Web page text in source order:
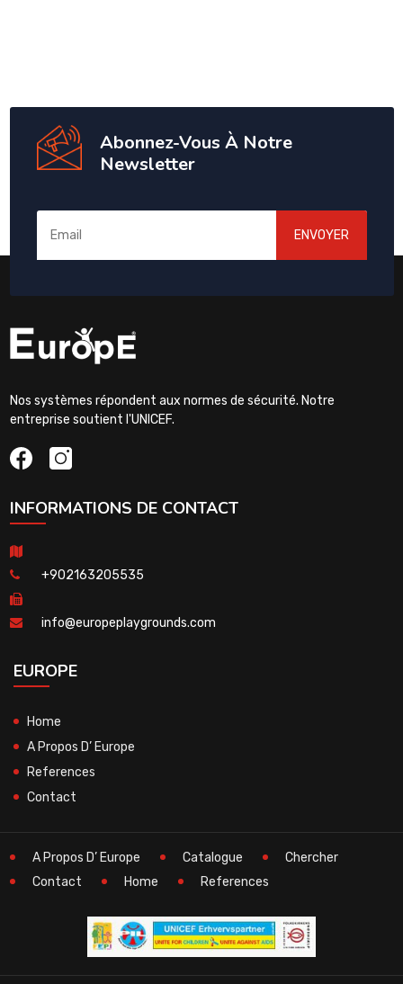
Abonnez-Vous À Notre
Newsletter
ENVOYER
Nos systèmes répondent aux normes de sécurité. Notre
entreprise soutient l'UNICEF.
INFORMATIONS DE CONTACT
+902163205535
info@europeplaygrounds.com
EUROPE
Home
A Propos D’ Europe
References
Contact
A Propos D’ Europe Catalogue
Chercher
Contact
Home References